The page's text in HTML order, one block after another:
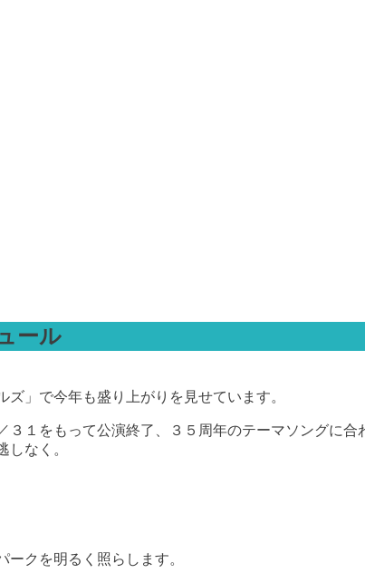
ール
」で今年も盛り上がりを見せています。
１をもって公演終了、３５周年のテーマソングに
なく。
クを明るく照らします。